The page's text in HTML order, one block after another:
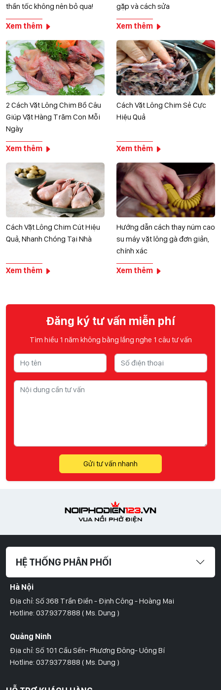
thần tốc không nên bỏ qua!
Xem thêm
gặp và cách sửa
Xem thêm
2 Cách Vặt Lông Chim Bồ Câu
Giúp Vặt Hàng Trăm Con Mỗi
Ngày
Xem thêm
Cách Vặt Lông Chim Sẻ Cực
Hiệu Quả
Xem thêm
Cách Vặt Lông Chim Cút Hiệu
Quả, Nhanh Chóng Tại Nhà
Xem thêm
Hướng dẫn cách thay núm cao
su máy vặt lông gà đơn giản,
chính xác
Xem thêm
Đăng ký tư vấn miễn phí
Tìm hiểu 1 năm không bằng lắng nghe 1 câu tư vấn
Gửi tư vấn nhanh
HỆ THỐNG PHÂN PHỐI
Hà Nội
Địa chỉ: Số 368 Trần Điền - Định Công - Hoàng Mai
Hotline: 037.9377.888 ( Ms. Dung )
Quảng Ninh
Địa chỉ: Số 101 Cầu Sến- Phương Đông- Uông Bí
Hotline: 037.9377.888 ( Ms. Dung )
Hồ Chí Minh